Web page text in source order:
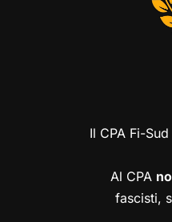
Il CPA Fi-
Al CPA
fascisti,